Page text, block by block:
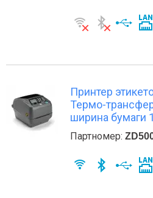
Принтер
Термо-
ширина бумаги
Партномер: